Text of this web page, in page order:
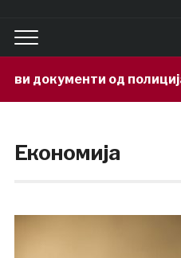
од полиција
Економија